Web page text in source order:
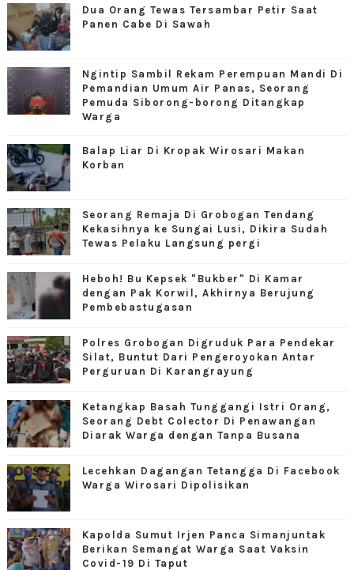
Dua Orang Tewas Tersambar Petir Saat
Panen Cabe Di Sawah
Ngintip Sambil Rekam Perempuan Mandi Di
Pemandian Umum Air Panas, Seorang
Pemuda Siborong-borong Ditangkap
Warga
Balap Liar Di Kropak Wirosari Makan
Korban
Seorang Remaja Di Grobogan Tendang
Kekasihnya ke Sungai Lusi, Dikira Sudah
Tewas Pelaku Langsung pergi
Heboh! Bu Kepsek "Bukber" Di Kamar
dengan Pak Korwil, Akhirnya Berujung
Pembebastugasan
Polres Grobogan Digruduk Para Pendekar
Silat, Buntut Dari Pengeroyokan Antar
Perguruan Di Karangrayung
Ketangkap Basah Tunggangi Istri Orang,
Seorang Debt Colector Di Penawangan
Diarak Warga dengan Tanpa Busana
Lecehkan Dagangan Tetangga Di Facebook
Warga Wirosari Dipolisikan
Kapolda Sumut Irjen Panca Simanjuntak
Berikan Semangat Warga Saat Vaksin
Covid-19 Di Taput